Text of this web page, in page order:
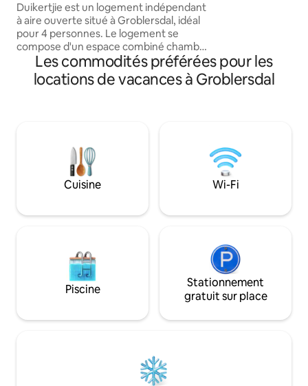
Duikertjie est un logement indépendant
à aire ouverte situé à Groblersdal, idéal
pour 4 personnes. Le logement se
compose d'un espace combiné chambre
à coucher et salon, meublé d'un lit
double et de deux lits trois quarts. La
salle de bain dispose d'une douche, de
nécessaire à café et à thé. Le salon est
équipé d'un divan, d'une télévision avec
DSTV et d'une connexion Wi-Fi gratuite.
Vous pourrez vous stationner en toute
notamment les
les koudous, les
et les galagos
randonnée,
restaurant.
Les commodités préférées pour les
locations de vacances à Groblersdal
Cuisine Wi-Fi
Piscine
Stationnement
gratuit sur place